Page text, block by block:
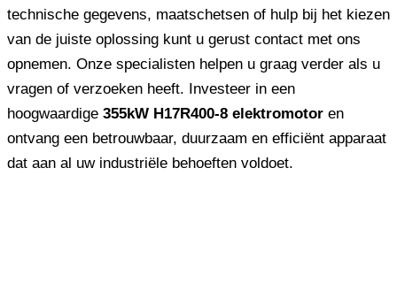
technische gegevens, maatschetsen of hulp bij het kiezen
van de juiste oplossing kunt u gerust contact met ons
opnemen. Onze specialisten helpen u graag verder als u
vragen of verzoeken heeft. Investeer in een
hoogwaardige 355kW H17R400-8 elektromotor en
ontvang een betrouwbaar, duurzaam en efficiënt apparaat
dat aan al uw industriële behoeften voldoet.